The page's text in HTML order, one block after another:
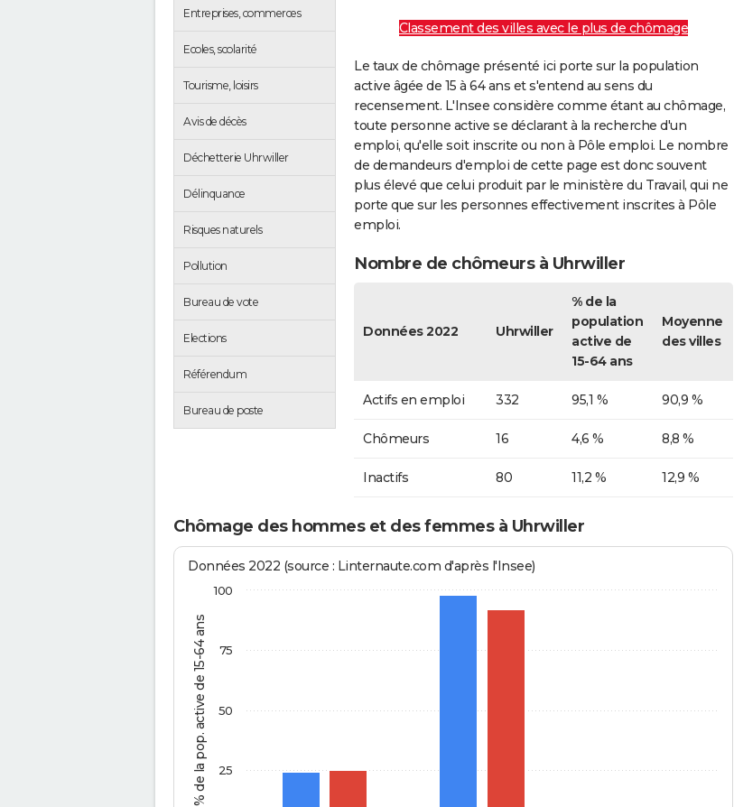
Entreprises, commerces
Ecoles, scolarité
Tourisme, loisirs
Avis de décès
Déchetterie Uhrwiller
Délinquance
Risques naturels
Pollution
Bureau de vote
Elections
Référendum
Bureau de poste
Classement des villes avec le plus de chômage
Le taux de chômage présenté ici porte sur la population
active âgée de 15 à 64 ans et s'entend au sens du
recensement. L'Insee considère comme étant au chômage,
toute personne active se déclarant à la recherche d'un
emploi, qu'elle soit inscrite ou non à Pôle emploi. Le nombre
de demandeurs d'emploi de cette page est donc souvent
plus élevé que celui produit par le ministère du Travail, qui ne
porte que sur les personnes effectivement inscrites à Pôle
emploi.
Nombre de chômeurs à Uhrwiller
Données 2022 Uhrwiller
% de la
population
active de
15-64 ans
Moyenne
des villes
Actifs en emploi 332 95,1 % 90,9 %
Chômeurs 16 4,6 % 8,8 %
Inactifs 80 11,2 % 12,9 %
Chômage des hommes et des femmes à Uhrwiller
% de la pop. active de 15-64 ans
Données 2022 (source : Linternaute.com d'après l'Insee)
25
50
75
100